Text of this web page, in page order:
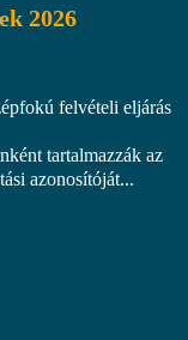
2026
felvételi eljárás
tartalmazzák az
azonosítóját...